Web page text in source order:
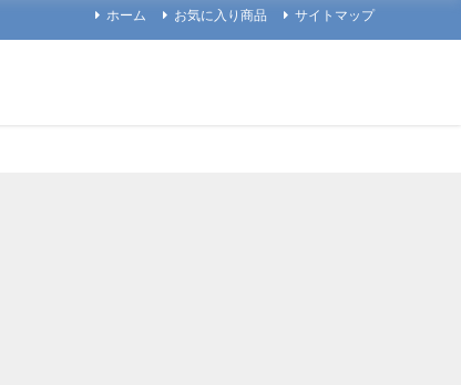
ホーム お気に入り商品 サイトマップ